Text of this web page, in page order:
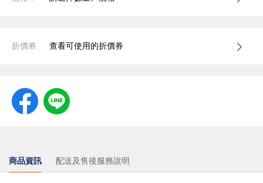
折價券 查看可使用的折價券
商品資訊 配送及售後服務說明